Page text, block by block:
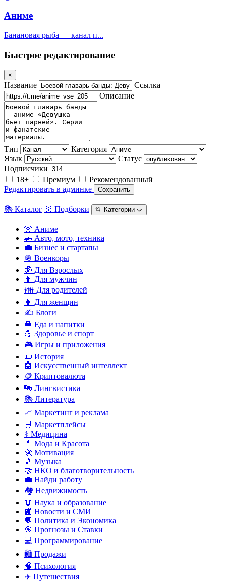
Аниме
Банановая рыба — канал п...
Быстрое редактирование
×
Название
Ссылка
Описание
Тип
Категория
Язык
Статус
Подписчики
18+
Премиум
Рекомендованный
Редактировать в админке
Сохранить
📚 Каталог 🥇 Подборки 📂 Категории ᨆ
🎌 Аниме
🚗 Авто, мото, техника
💼 Бизнес и стартапы
🪖 Военкоры
🔞 Для Взрослых
👨 Для мужчин
👪 Для родителей
👩 Для женщин
✍️ Блоги
🍔 Еда и напитки
💪 Здоровье и спорт
🎮 Игры и приложения
📜 История
🤖 Искусственный интеллект
🪙 Криптовалюта
🔤 Лингвистика
📚 Литература
📈 Маркетинг и реклама
🛒 Маркетплейсы
⚕️ Медицина
💄 Мода и Красота
🚀 Мотивация
🎵 Музыка
🤝 НКО и благотворительность
💼 Найди работу
🏘️ Недвижимость
📖 Наука и образование
📰 Новости и СМИ
💬 Политика и Экономика
🎯 Прогнозы и Ставки
💻 Программирование
🛍️ Продажи
🧠 Психология
✈️ Путешествия